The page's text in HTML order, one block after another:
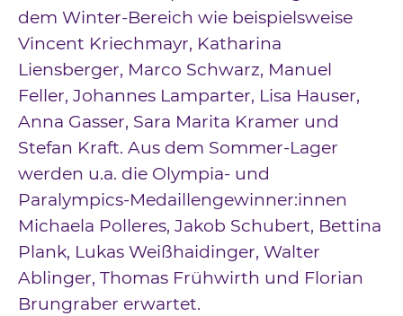
dem Winter-Bereich wie beispielsweise
Vincent Kriechmayr, Katharina
Liensberger, Marco Schwarz, Manuel
Feller, Johannes Lamparter, Lisa Hauser,
Anna Gasser, Sara Marita Kramer und
Stefan Kraft. Aus dem Sommer-Lager
werden u.a. die Olympia- und
Paralympics-Medaillengewinner:innen
Michaela Polleres, Jakob Schubert, Bettina
Plank, Lukas Weißhaidinger, Walter
Ablinger, Thomas Frühwirth und Florian
Brungraber erwartet.